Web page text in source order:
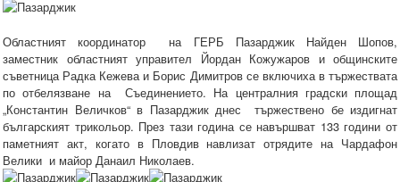
Областният координатор на ГЕРБ Пазарджик Найден Шопов,
заместник областният управител Йордан Кожужаров и общинските
съветница Радка Кежева и Борис Димитров се включиха в тържествата
по отбелязване на Съединението. На централния градски площад
„Константин Величков“ в Пазарджик днес тържествено бе издигнат
българският трикольор. През тази година се навършват 133 години от
паметният акт, когато в Пловдив навлизат отрядите на Чардафон
Велики и майор Данаил Николаев.